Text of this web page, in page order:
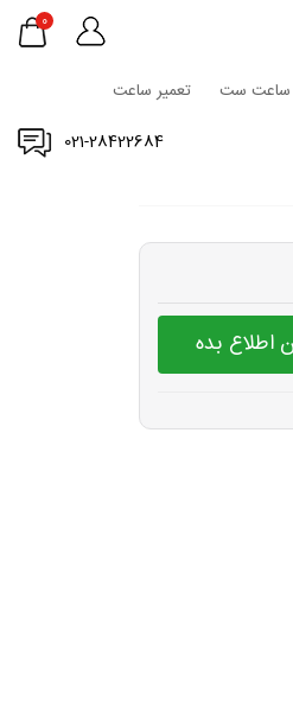
0
ساعت ست
تعمیر ساعت
021-28422684
اطلاع بده